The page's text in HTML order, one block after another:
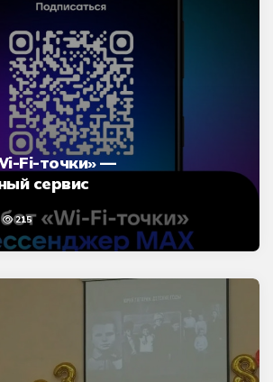
Fi-точки» —
сервис
215